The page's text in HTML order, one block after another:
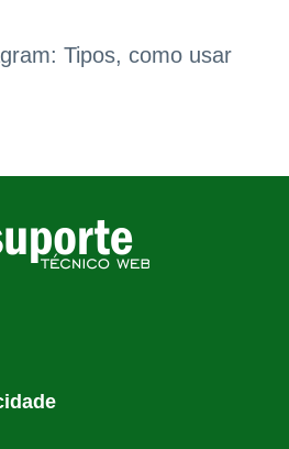
Tipos, como usar